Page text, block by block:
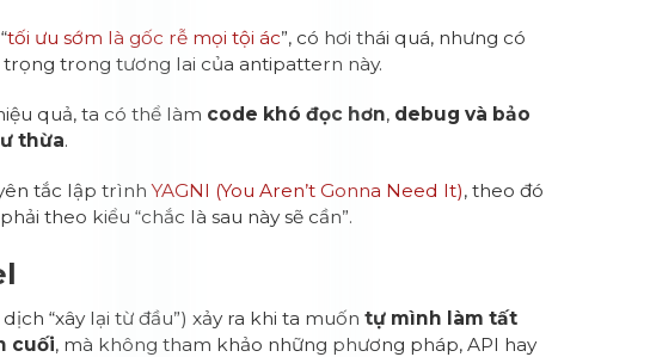
“tối ưu sớm là gốc rễ mọi tội ác”, có hơi thái quá, nhưng có
trong tương lai của antipattern này.
quả, ta có thể làm code khó đọc hơn, debug và bảo
thừa.
tắc lập trìnhYAGNI (You Aren’t Gonna Need It), theo đó
theo kiểu “chắc là sau này sẽ cần”.
“xây lại từ đầu”) xảy ra khi ta muốntự mình làm tất
cuối, mà không tham khảo những phương pháp, API hay